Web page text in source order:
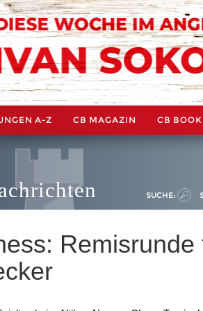
A-Z CB MAGAZIN CB
SUCHE:
Remisrunde